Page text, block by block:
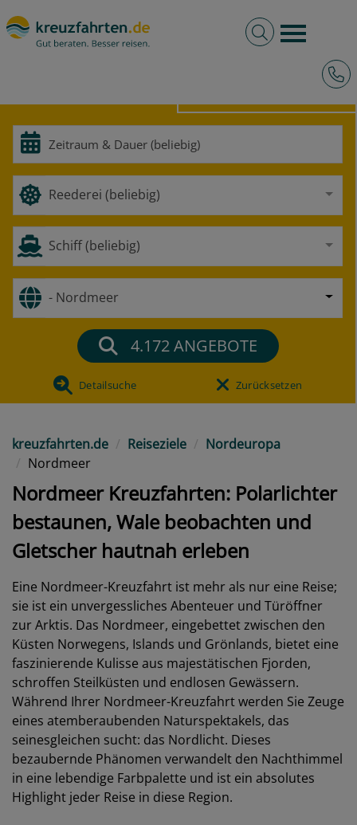
Burger
Volltextsuche
Reederei (beliebig)
Schiff (beliebig)
- Nordmeer
4.172ANGEBOTE
Detailsuche Zurücksetzen
kreuzfahrten.de Reiseziele
Nordeuropa
Nordmeer
Nordmeer Kreuzfahrten: Polarlichter
bestaunen, Wale beobachten und
Gletscher hautnah erleben
Eine Nordmeer-Kreuzfahrt ist mehr als nur eine Reise;
sie ist ein unvergessliches Abenteuer und Türöffner
zur Arktis. Das Nordmeer, eingebettet zwischen den
Küsten Norwegens, Islands und Grönlands, bietet eine
faszinierende Kulisse aus majestätischen Fjorden,
schroffen Steilküsten und endlosen Gewässern.
Während Ihrer Nordmeer-Kreuzfahrt werden Sie Zeuge
eines atemberaubenden Naturspektakels, das
seinesgleichen sucht: das Nordlicht. Dieses
bezaubernde Phänomen verwandelt den Nachthimmel
in eine lebendige Farbpalette und ist ein absolutes
Highlight jeder Reise in diese Region.